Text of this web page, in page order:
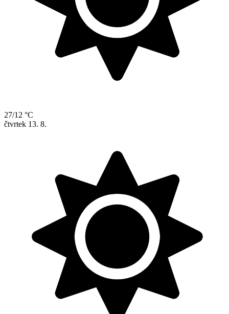
27/12 °C
čtvrtek 13. 8.